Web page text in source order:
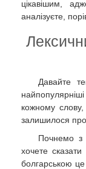
цікавішим,
аналізуєте,
Давайте
кожному
залишилося
Почнемо з
хочете
болгарською